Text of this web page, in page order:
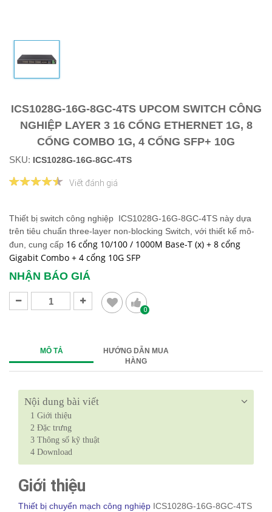
ICS1028G-16G-8GC-4TS UPCOM SWITCH CÔNG
NGHIỆP LAYER 3 16 CỔNG ETHERNET 1G, 8
CỔNG COMBO 1G, 4 CỔNG SFP+ 10G
SKU: ICS1028G-16G-8GC-4TS
Viết đánh giá
Thiết bị switch công nghiệp ICS1028G-16G-8GC-4TS này dựa
trên tiêu chuẩn three-layer non-blocking Switch, với thiết kế mô-
đun, cung cấp 16 cổng 10/100 / 1000M Base-T (x) + 8 cổng
Gigabit Combo + 4 cổng 10G SFP
NHẬN BÁO GIÁ
0
MÔ TẢ
HƯỚNG DẪN MUA
HÀNG
Nội dung bài viết
1 Giới thiệu
2 Đặc trưng
3 Thông số kỹ thuật
4 Download
Giới thiệu
Thiết bị chuyển mạch công nghiệp ICS1028G-16G-8GC-4TS